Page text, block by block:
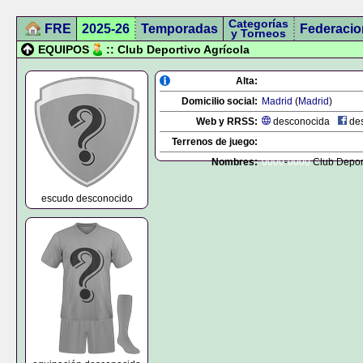
FRE 2025-26 Temporadas Categorías
y Torneos
EQUIPOS :: Club Deportivo Agrícola
escudo desconocido
Alta:
Domicilio social: Madrid (Madrid)
Web y RRSS:
desconocida
Terrenos de juego:
Nombres: 0000-0000Club